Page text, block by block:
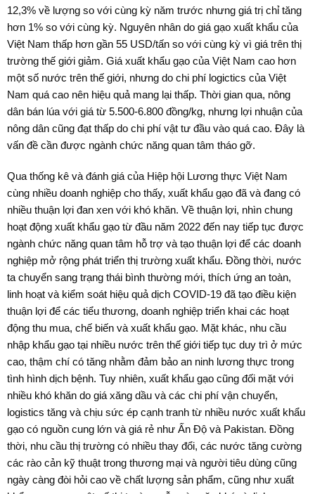
12,3% về lượng so với cùng kỳ năm trước nhưng giá trị chỉ tăng
hơn 1% so với cùng kỳ. Nguyên nhân do giá gạo xuất khẩu của
Việt Nam thấp hơn gần 55 USD/tấn so với cùng kỳ vì giá trên thị
trường thế giới giảm. Giá xuất khẩu gạo của Việt Nam cao hơn
một số nước trên thế giới, nhưng do chi phí logictics của Việt
Nam quá cao nên hiệu quả mang lại thấp. Thời gian qua, nông
dân bán lúa với giá từ 5.500-6.800 đồng/kg, nhưng lợi nhuận của
nông dân cũng đạt thấp do chi phí vật tư đầu vào quá cao. Đây là
vấn đề cần được ngành chức năng quan tâm tháo gỡ.
Qua thống kê và đánh giá của Hiệp hội Lương thực Việt Nam
cùng nhiều doanh nghiệp cho thấy, xuất khẩu gạo đã và đang có
nhiều thuận lợi đan xen với khó khăn. Về thuận lợi, nhìn chung
hoạt động xuất khẩu gạo từ đầu năm 2022 đến nay tiếp tục được
ngành chức năng quan tâm hỗ trợ và tạo thuận lợi để các doanh
nghiệp mở rộng phát triển thị trường xuất khẩu. Đồng thời, nước
ta chuyển sang trạng thái bình thường mới, thích ứng an toàn,
linh hoạt và kiểm soát hiệu quả dịch COVID-19 đã tạo điều kiện
thuận lợi để các tiểu thương, doanh nghiệp triển khai các hoạt
động thu mua, chế biến và xuất khẩu gạo. Mặt khác, nhu cầu
nhập khẩu gạo tại nhiều nước trên thế giới tiếp tục duy trì ở mức
cao, thậm chí có tăng nhằm đảm bảo an ninh lương thực trong
tình hình dịch bệnh. Tuy nhiên, xuất khẩu gạo cũng đối mặt với
nhiều khó khăn do giá xăng dầu và các chi phí vận chuyển,
logistics tăng và chịu sức ép cạnh tranh từ nhiều nước xuất khẩu
gạo có nguồn cung lớn và giá rẻ như Ấn Độ và Pakistan. Đồng
thời, nhu cầu thị trường có nhiều thay đổi, các nước tăng cường
các rào cản kỹ thuật trong thương mại và người tiêu dùng cũng
ngày càng đòi hỏi cao về chất lượng sản phẩm, cũng như xuất